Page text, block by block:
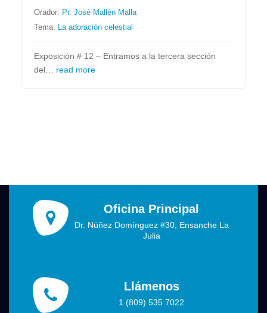
Orador: Pr. José Mallén Malla
Tema: La adoración celestial
Exposición # 12 – Entramos a la tercera sección
del… read more
Oficina Principal
Dr. Núñez Domínguez #30, Ensanche La
Julia
Llámenos
1 (809) 535 7022